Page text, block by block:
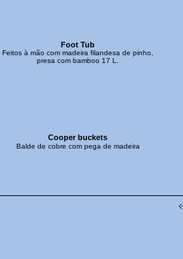
Foot Tub
Feitos à mão com madeira filandesa de pinho,
presa com bamboo 17 L.
Cooper buckets
Balde de cobre com pega de madeira